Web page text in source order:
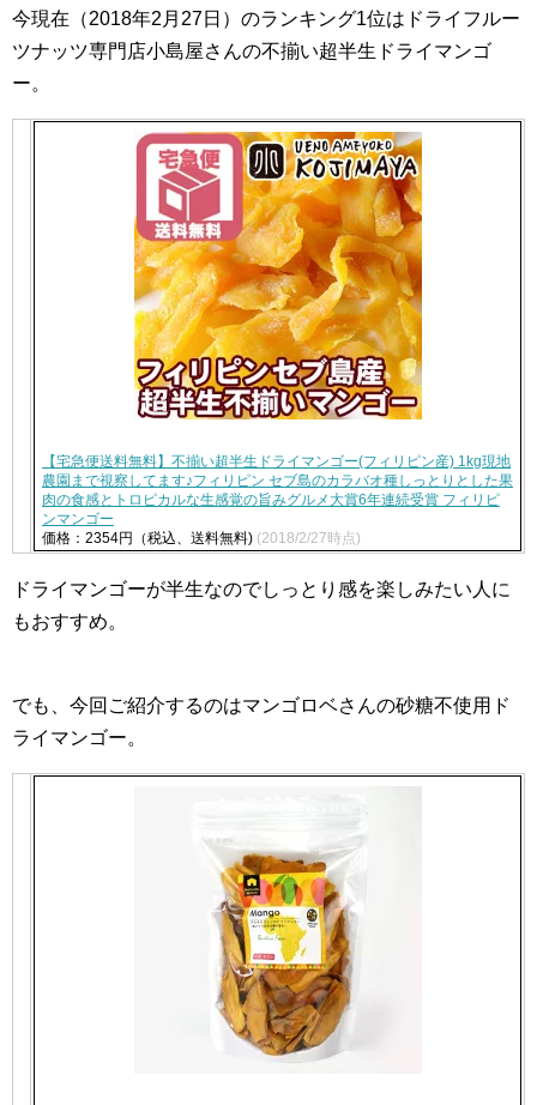
今現在（2018年2月27日）のランキング1位はドライフルー
ツナッツ専門店小島屋さんの不揃い超半生ドライマンゴ
ー。
【宅急便送料無料】不揃い超半生ドライマンゴー(フィリピン産) 1kg現地
農園まで視察してます♪フィリピン セブ島のカラバオ種しっとりとした果
肉の食感とトロピカルな生感覚の旨みグルメ大賞6年連続受賞 フィリピ
ンマンゴー
価格：2354円（税込、送料無料) (2018/2/27時点)
ドライマンゴーが半生なのでしっとり感を楽しみたい人に
もおすすめ。
でも、今回ご紹介するのはマンゴロベさんの砂糖不使用ド
ライマンゴー。